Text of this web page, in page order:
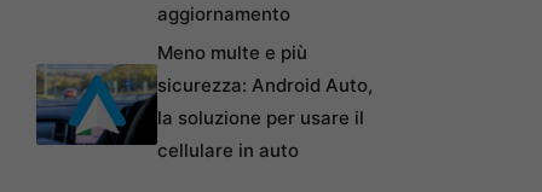
aggiornamento
Meno multe e più
sicurezza: Android Auto,
la soluzione per usare il
cellulare in auto